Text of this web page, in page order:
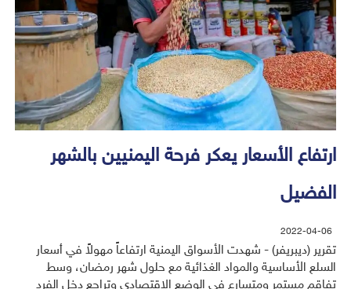
ارتفاع الأسعار يعكر فرحة اليمنيين بالشهر
الفضيل
2022-04-06
تقرير (ديبريفر) - شهدت الأسواق اليمنية ارتفاعاً مهولاً في أسعار
السلع الأساسية والمواد الغذائية مع حلول شهر رمضان، وسط
تفاقم مستمر ومتسارع في الوضع الاقتصادي وتراجع دخل الفرد